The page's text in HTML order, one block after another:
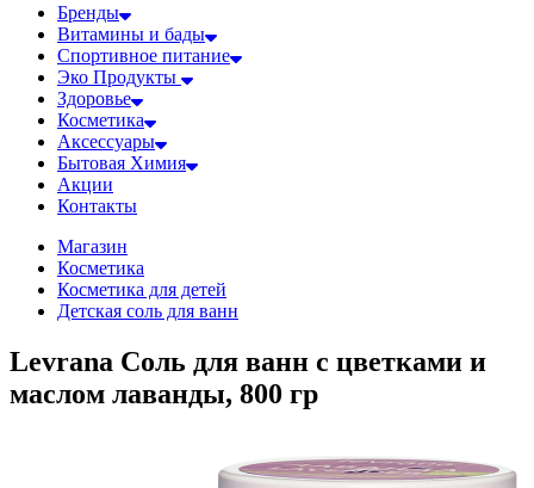
Бренды
Витамины и бады
Спортивное питание
Эко Продукты
Здоровье
Косметика
Аксессуары
Бытовая Химия
Акции
Контакты
Магазин
Косметика
Косметика для детей
Детская соль для ванн
Levrana Соль для ванн с цветками и
маслом лаванды, 800 гр